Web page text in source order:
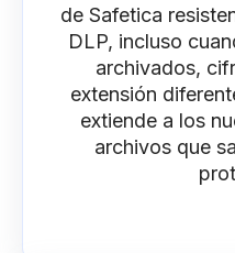
de Safetica
DLP, incluso
archivados,
extensión
extiende a los
archivos que